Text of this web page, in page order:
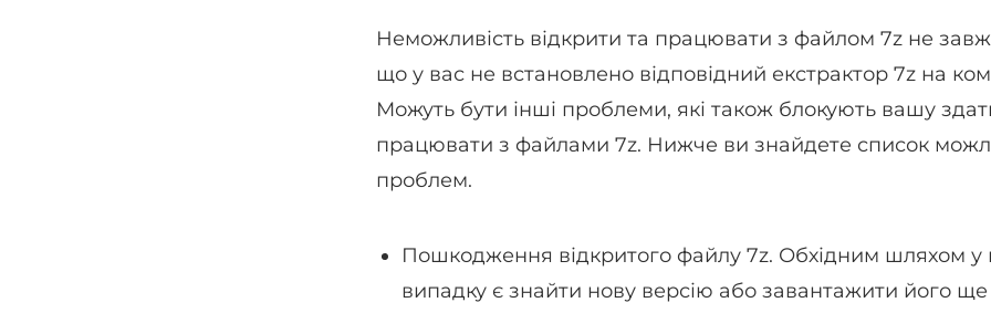
Неможливість відкрити та працювати з файлом 7z не
що у вас не встановлено відповідний екстрактор 7z на
Можуть бути інші проблеми, які також блокують вашу
працювати з файлами 7z. Нижче ви знайдете список
проблем.
Пошкодження відкритого файлу 7z. Обхідним шляхом у
випадку є знайти нову версію або завантажити його